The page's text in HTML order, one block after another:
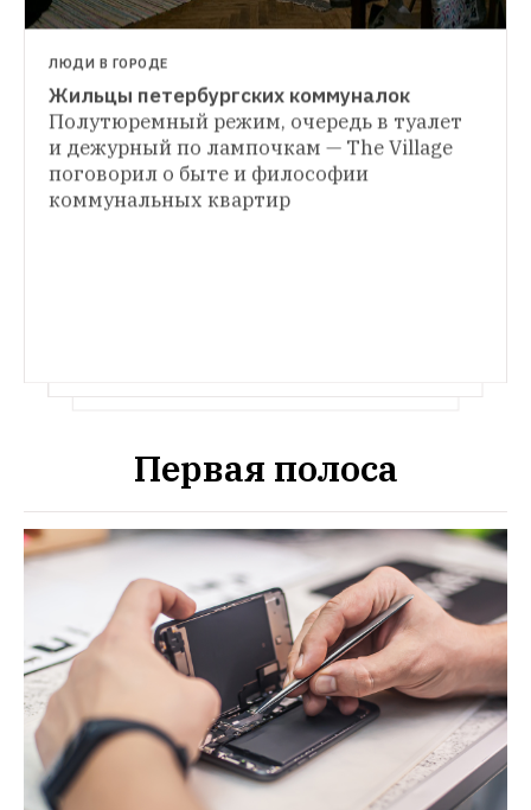
ГДЕ ТЫ ЖИВЁШЬ
Я живу в Городке Чекистов с прослушкой в
вентиляцииThe Village рассказывает о
АРХИТЕКТУРА
Коридоры времени. Как выглядит изнутри
екатеринбургский Главпочтамт
Полвосьмой этаж, исчезнувшая комната,
детская площадка на крыше и другие
ЛЮДИ В ГОРОДЕ
Жильцы петербургских коммуналок
Полутюремный режим, очередь в туалет
и дежурный по лампочкам — The Village
поговорил о быте и философии
коммунальных квартир
Первая полоса